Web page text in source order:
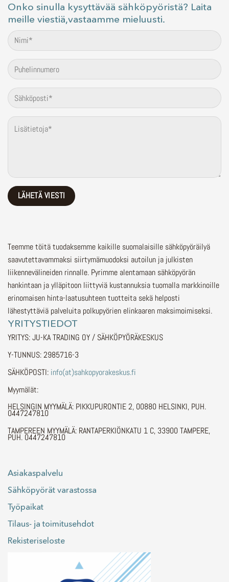
Onko sinulla kysyttävää sähköpyöristä? Laita
meille viestiä,vastaamme mieluusti.
Teemme töitä tuodaksemme kaikille suomalaisille sähköpyöräilyä
saavutettavammaksi siirtymämuodoksi autoilun ja julkisten
liikennevälineiden rinnalle. Pyrimme alentamaan sähköpyörän
hankintaan ja ylläpitoon liittyviä kustannuksia tuomalla markkinoille
erinomaisen hinta-laatusuhteen tuotteita sekä helposti
lähestyttäviä palveluita polkupyörien elinkaaren maksimoimiseksi.
YRITYSTIEDOT
YRITYS: JU-KA TRADING OY / SÄHKÖPYÖRÄKESKUS
Y-TUNNUS: 2985716-3
SÄHKÖPOSTI: info(at)sahkopyorakeskus.fi
Myymälät:
HELSINGIN MYYMÄLÄ: PIKKUPURONTIE 2, 00880 HELSINKI, PUH.
0447247810
TAMPEREEN MYYMÄLÄ: RANTAPERKIÖNKATU 1 C, 33900 TAMPERE,
PUH. 0447247810
Asiakaspalvelu
Sähköpyörät varastossa
Työpaikat
Tilaus- ja toimitusehdot
Rekisteriseloste